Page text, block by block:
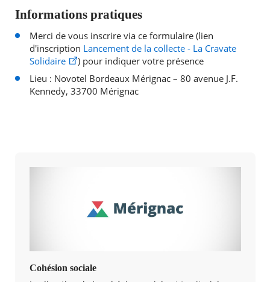
Informations pratiques
Merci de vous inscrire via ce formulaire (lien
d'inscription Lancement de la collecte - La Cravate
Solidaire
) pour indiquer votre présence
Lieu : Novotel Bordeaux Mérignac – 80 avenue J.F.
Kennedy, 33700 Mérignac
Cohésion sociale